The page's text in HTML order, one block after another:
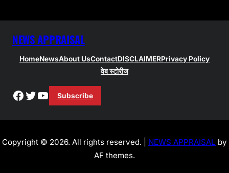
NEWS APPRAISAL
HomeNewsAbout UsContactDISCLAIMERPrivacy Policy
वेब स्टोरीज
Facebook
Twitter
YouTube
Subscribe
Copyright © 2026. All rights reserved. | NEWS APPRAISAL by
AF themes.